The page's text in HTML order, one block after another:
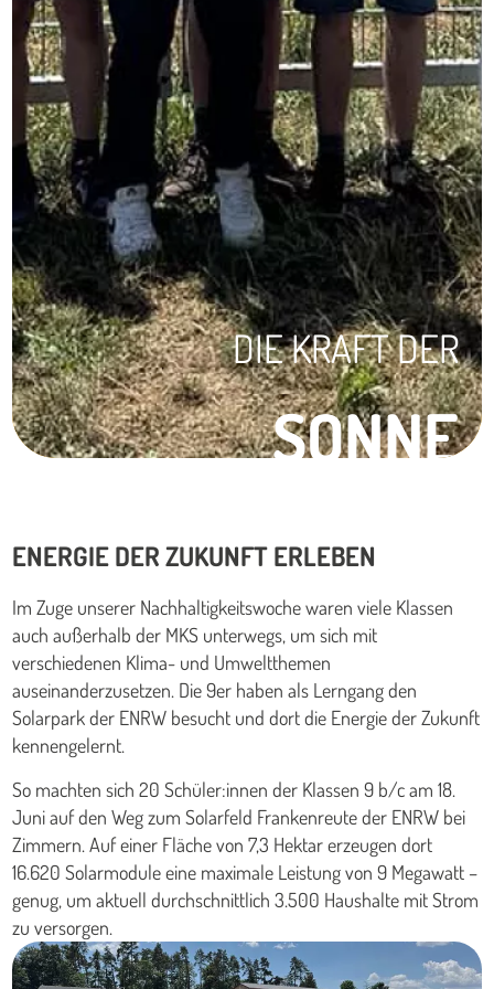
SONNE
DIE KRAFT DER
ENERGIE DER ZUKUNFT ERLEBEN
Im Zuge unserer Nachhaltigkeitswoche waren viele Klassen
auch außerhalb der MKS unterwegs, um sich mit
verschiedenen Klima- und Umweltthemen
auseinanderzusetzen. Die 9er haben als Lerngang den
Solarpark der ENRW besucht und dort die Energie der Zukunft
kennengelernt.
So machten sich 20 Schüler:innen der Klassen 9 b/c am 18.
Juni auf den Weg zum Solarfeld Frankenreute der ENRW bei
Zimmern. Auf einer Fläche von 7,3 Hektar erzeugen dort
16.620 Solarmodule eine maximale Leistung von 9 Megawatt –
genug, um aktuell durchschnittlich 3.500 Haushalte mit Strom
zu versorgen.